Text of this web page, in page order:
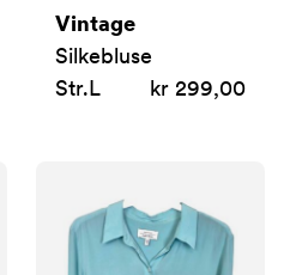
Vintage
Silkebluse
Str.L kr 299,00